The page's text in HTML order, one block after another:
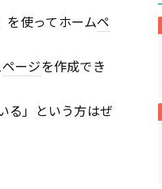
を使ってホームペ
ページを作成でき
る」という方はぜ